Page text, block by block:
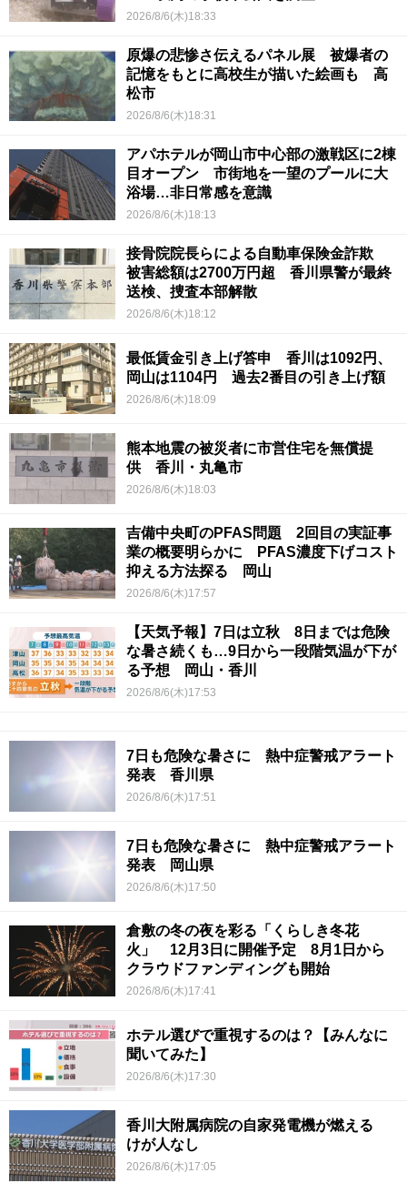
2026/8/6(木)18:33
原爆の悲惨さ伝えるパネル展 被爆者の
記憶をもとに高校生が描いた絵画も 高
松市
2026/8/6(木)18:31
アパホテルが岡山市中心部の激戦区に2棟
目オープン 市街地を一望のプールに大
浴場…非日常感を意識
2026/8/6(木)18:13
接骨院院長らによる自動車保険金詐欺
被害総額は2700万円超 香川県警が最終
送検、捜査本部解散
2026/8/6(木)18:12
最低賃金引き上げ答申 香川は1092円、
岡山は1104円 過去2番目の引き上げ額
2026/8/6(木)18:09
熊本地震の被災者に市営住宅を無償提
供 香川・丸亀市
2026/8/6(木)18:03
吉備中央町のPFAS問題 2回目の実証事
業の概要明らかに PFAS濃度下げコスト
抑える方法探る 岡山
2026/8/6(木)17:57
【天気予報】7日は立秋 8日までは危険
な暑さ続くも…9日から一段階気温が下が
る予想 岡山・香川
2026/8/6(木)17:53
7日も危険な暑さに 熱中症警戒アラート
発表 香川県
2026/8/6(木)17:51
7日も危険な暑さに 熱中症警戒アラート
発表 岡山県
2026/8/6(木)17:50
倉敷の冬の夜を彩る「くらしき冬花
火」 12月3日に開催予定 8月1日から
クラウドファンディングも開始
2026/8/6(木)17:41
ホテル選びで重視するのは？【みんなに
聞いてみた】
2026/8/6(木)17:30
香川大附属病院の自家発電機が燃える
けが人なし
2026/8/6(木)17:05